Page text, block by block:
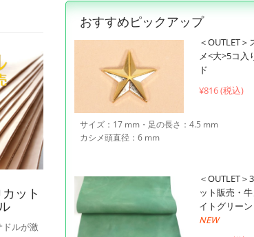
ット
ルが激
おすすめピックアップ
＜OUTLET＞
メ<大>5コ入
ド
¥816 (税込)
サイズ：17 mm・足の長さ：4.5 mm
カシメ頭直径：6 mm
＜OUTLET＞
ット販売・
イトグリー
NEW